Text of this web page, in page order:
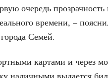
очередь прозрачность
времени, –
Семей.
картами и через